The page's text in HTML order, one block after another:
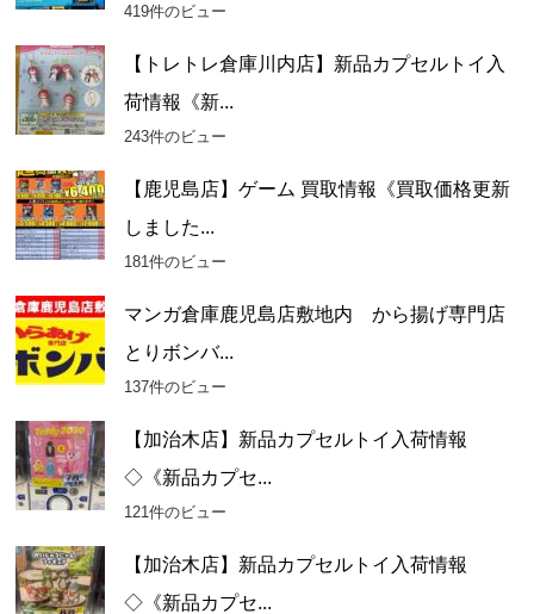
419件のビュー
【トレトレ倉庫川内店】新品カプセルトイ入
荷情報《新...
243件のビュー
【鹿児島店】ゲーム 買取情報《買取価格更新
しました...
181件のビュー
マンガ倉庫鹿児島店敷地内 から揚げ専門店
とりボンバ...
137件のビュー
【加治木店】新品カプセルトイ入荷情報
◇《新品カプセ...
121件のビュー
【加治木店】新品カプセルトイ入荷情報
◇《新品カプセ...